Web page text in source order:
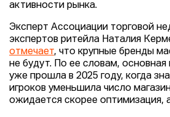
активности рынка.
Эксперт Ассоциации торговой
экспертов ритейла Наталия
отмечает, что крупные бренды
не будут. По ее словам,
уже прошла в 2025 году, когда
игроков уменьшила число
ожидается скорее оптимизация,